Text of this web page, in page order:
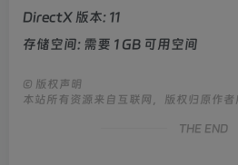
DirectX 版本: 11
存储空间: 需要 1 GB 可用空间
© 版权声明
本站所有资源来自互联网，版权归原作
THE END